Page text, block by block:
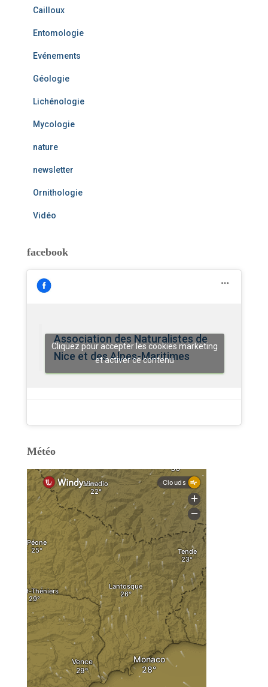
Cailloux
Entomologie
Evénements
Géologie
Lichénologie
Mycologie
nature
newsletter
Ornithologie
Vidéo
facebook
Association des Naturalistes de
Nice et des Alpes-Maritimes
Cliquez pour accepter les cookies marketing
et activer ce contenu
Météo